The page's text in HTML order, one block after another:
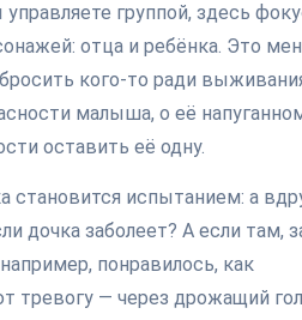
группой, здесь
отца и ребёнка. Это
кого-то ради
малыша, о её
оставить её одну.
становится испытанием: а
дочка заболеет? А если там,
понравилось, как
тревогу — через дрожащий